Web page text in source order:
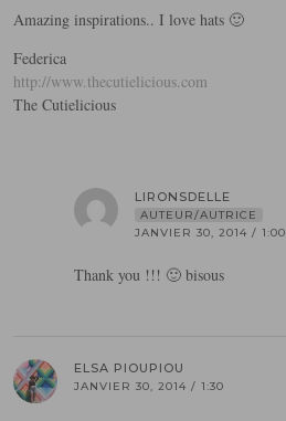
Amazing inspirations.. I love hats 🙂
Federica
http://www.thecutielicious.com
The Cutielicious
LIRONSDELLE
AUTEUR/AUTRICE
JANVIER 30, 2014 / 1:00
Thank you !!! 🙂 bisous
ELSA PIOUPIOU
JANVIER 30, 2014 / 1:30